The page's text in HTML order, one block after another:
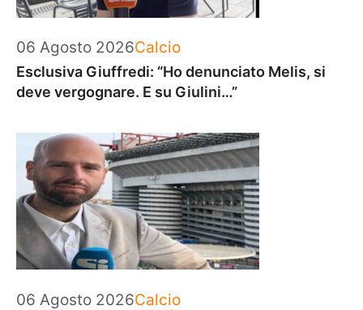
06 Agosto 2026Categorie
Calcio
Esclusiva Giuffredi: “Ho denunciato Melis, si
deve vergognare. E su Giulini…”
06 Agosto 2026Categorie
Calcio